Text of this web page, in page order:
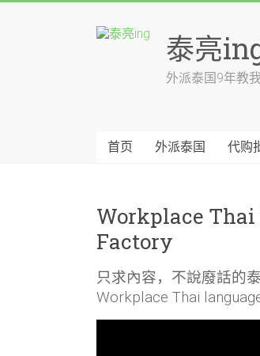
泰亮
外派泰国9年教
首页 外派泰国 代购
Workplace Thai
Factory
只求內容，不說廢話的
Workplace Thai